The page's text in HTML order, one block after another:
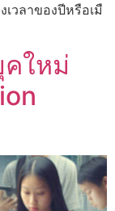
วลาของปีหรือเมื
ใหม่